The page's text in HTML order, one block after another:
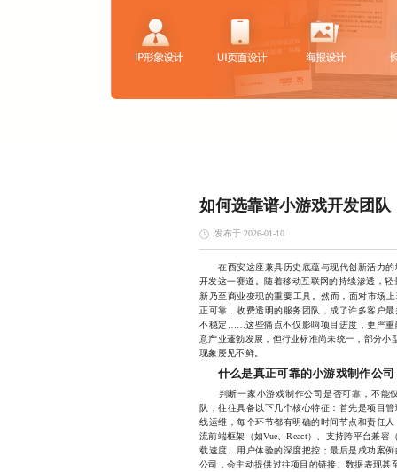
如何选靠谱小游戏开发团队
发布于 2026-01-10
在西安这座兼具历史底蕴与现代创新活力的
开发这一赛道。随着移动互联网的持续渗透，
新乃至商业变现的重要工具。然而，面对市场
正可靠、收费透明的服务团队，成了许多客户
不稳定……这些痛点不仅影响项目进度，更严重
意产业蓬勃发展，但行业标准尚未统一，部分小
现象屡见不鲜。
什么是真正可靠的小游戏制作公司
判断一家小游戏制作公司是否可靠，不能
队，往往具备以下几个核心特征：首先是项目
线运维，每个环节都有明确的时间节点和责任
流前端框架（如Vue、React）、支持跨平台兼
载速度、用户体验的深度把控；最后是成功案
公司，会主动提供过往项目的链接、数据表现甚